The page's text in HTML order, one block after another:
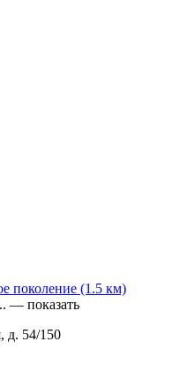
поколение (1.5 км)
— показать
д. 54/150